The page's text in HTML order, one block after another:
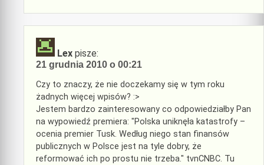
Lex pisze:
21 grudnia 2010 o 00:21
Czy to znaczy, że nie doczekamy się w tym roku
żadnych więcej wpisów? :>
Jestem bardzo zainteresowany co odpowiedziałby Pan
na wypowiedź premiera: "Polska uniknęła katastrofy –
ocenia premier Tusk. Według niego stan finansów
publicznych w Polsce jest na tyle dobry, że
reformować ich po prostu nie trzeba." tvnCNBC. Tu